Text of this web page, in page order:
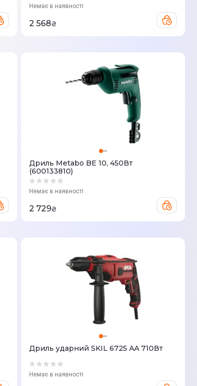
Немає в наявності
2 568₴
Дриль Metabo BE 10, 450Вт
(600133810)
Немає в наявності
2 729₴
Дриль ударний SKIL 6725 AA 710Вт
Немає в наявності